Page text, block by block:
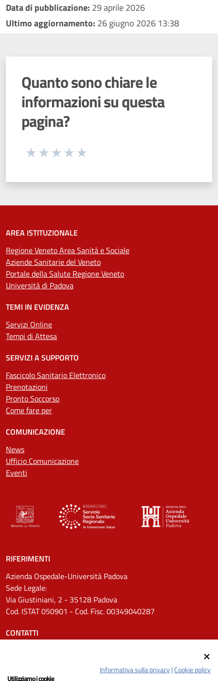
Data di pubblicazione: 29 aprile 2026
Ultimo aggiornamento: 26 giugno 2026 13:38
Quanto sono chiare le
informazioni su questa
pagina?
Seleziona una valutazione da 1 a 5 stelle
AREA ISTITUZIONALE
Regione Veneto Area Sanità e Sociale
Aziende Sanitarie del Veneto
Portale della Salute Regione Veneto
Università di Padova
TEMI IN EVIDENZA
Servizi Online
Tempi di Attesa
SERVIZI A SUPPORTO
Fascicolo Sanitario Elettronico
Prenotazioni
Pronto Soccorso
Come fare per
COMUNICAZIONE
News
Ufficio Comunicazione
Eventi
RIFERIMENTI
Azienda Ospedale-Università Padova
Sede Legale:
Via Giustiniani, 2 - 35128 Padova
Cod. ISTAT 050901 - Cod. Fisc. 00349040287
CONTATTI
Pec: protocollo.aopd@pecveneto.itInformativa sulla privacy|Cookie policy
Utilizziamo i cookie